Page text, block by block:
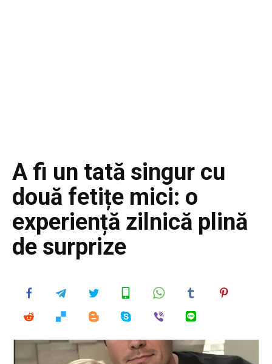
A fi un tată singur cu
două fetițe mici: o
experiență zilnică plină
de surprize